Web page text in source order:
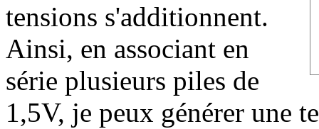
tensions s'additionnent.
Ainsi, en associant en
série plusieurs piles de
1,5V, je peux générer une